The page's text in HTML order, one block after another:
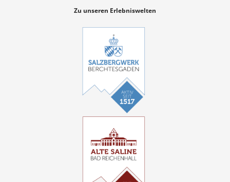
Zu unseren Erlebniswelten